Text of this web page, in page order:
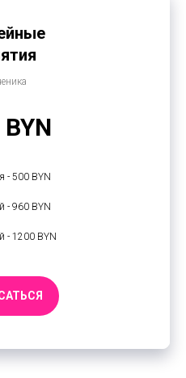
- 500 BYN
- 960 BYN
- 1200 BYN